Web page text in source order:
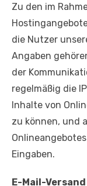
Zu den im
die Nutzer
Angaben
der
regelmäßig die
Inhalte von
zu können, und
Eingaben.
E-Mail-